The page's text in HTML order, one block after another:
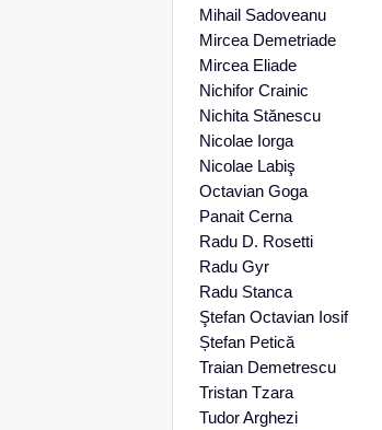
Mihail Sadoveanu
Mircea Demetriade
Mircea Eliade
Nichifor Crainic
Nichita Stănescu
Nicolae Iorga
Nicolae Labiş
Octavian Goga
Panait Cerna
Radu D. Rosetti
Radu Gyr
Radu Stanca
Ştefan Octavian Iosif
Ștefan Petică
Traian Demetrescu
Tristan Tzara
Tudor Arghezi